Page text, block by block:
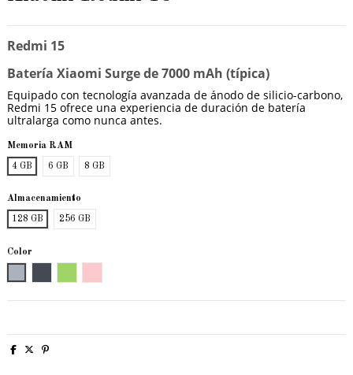
Redmi 15
Batería Xiaomi Surge de 7000 mAh (típica)
Equipado con tecnología avanzada de ánodo de silicio-carbono,
Redmi 15 ofrece una experiencia de duración de batería
ultralarga como nunca antes.
Memoria RAM
4 GB 6 GB 8 GB
Almacenamiento
128 GB 256 GB
Color